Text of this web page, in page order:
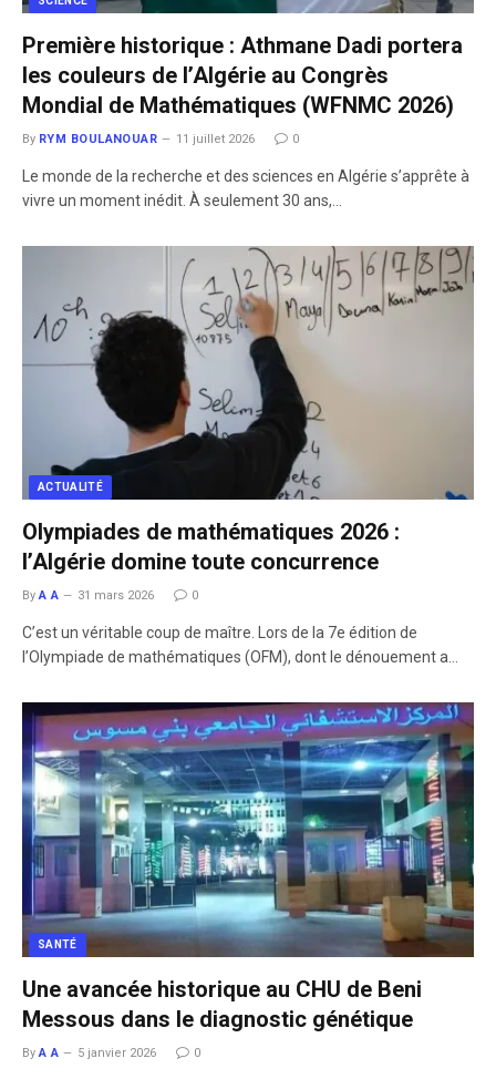
Première historique : Athmane Dadi portera
les couleurs de l’Algérie au Congrès
Mondial de Mathématiques (WFNMC 2026)
By RYM BOULANOUAR 11 juillet 2026 0
​Le monde de la recherche et des sciences en Algérie s’apprête à
vivre un moment inédit. À seulement 30 ans,…
ACTUALITÉ
Olympiades de mathématiques 2026 :
l’Algérie domine toute concurrence
By A A 31 mars 2026 0
C’est un véritable coup de maître. Lors de la 7e édition de
l’Olympiade de mathématiques (OFM), dont le dénouement a…
SANTÉ
Une avancée historique au CHU de Beni
Messous dans le diagnostic génétique
By A A 5 janvier 2026 0